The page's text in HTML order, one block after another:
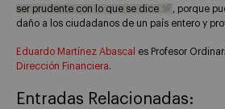
ser prudente con lo que se dice
, porque
daño a los ciudadanos de un país entero y
Eduardo Martínez Abascal es Profesor
Dirección Financiera.
Entradas Relacionadas: